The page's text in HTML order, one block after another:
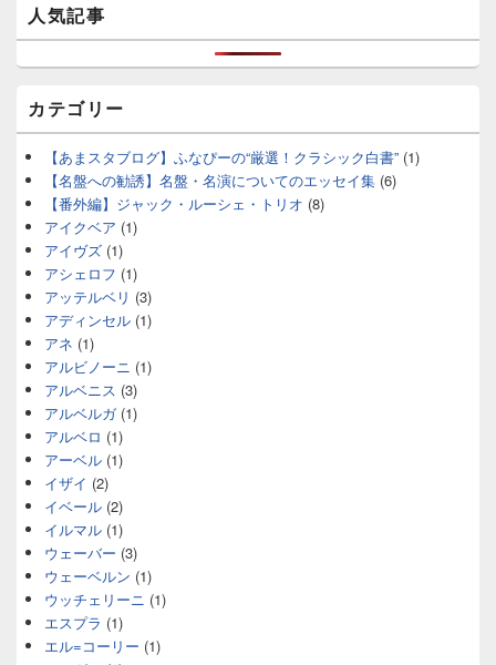
人気記事
カテゴリー
【あまスタブログ】ふなぴーの“厳選！クラシック白書” (1)
【名盤への勧誘】名盤・名演についてのエッセイ集 (6)
【番外編】ジャック・ルーシェ・トリオ (8)
アイクベア (1)
アイヴズ (1)
アシェロフ (1)
アッテルベリ (3)
アディンセル (1)
アネ (1)
アルビノーニ (1)
アルベニス (3)
アルベルガ(1)
アルベロ (1)
アーベル (1)
イザイ (2)
イベール (2)
イルマル (1)
ウェーバー (3)
ウェーベルン (1)
ウッチェリーニ (1)
エスプラ (1)
エル=コーリー (1)